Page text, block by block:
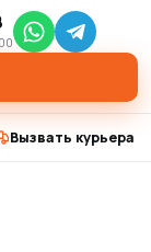
01 в
Вызвать курьера